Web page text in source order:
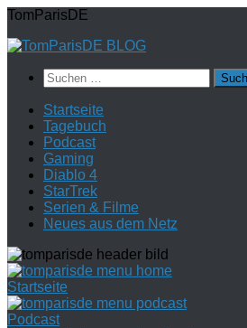
Zum
springen
TomParisDE
Suchen
nach:
Startseite
Tagebuch
Podcast
Gaming
Diablo 4
StarTrek
Serien & Filme
Neues aus dem Netz
Startseite
Podcast